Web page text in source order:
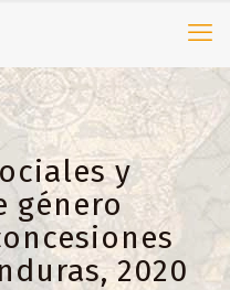
y
género
2020